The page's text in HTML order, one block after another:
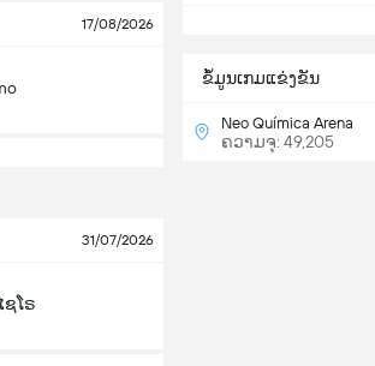
17/08/2026
31/07/2026
ຊໂຣ
ຂ້ໍມູນເກມແຂ່ງຂັນ
Neo Química Arena
ຄວາມຈຸ: 49,205